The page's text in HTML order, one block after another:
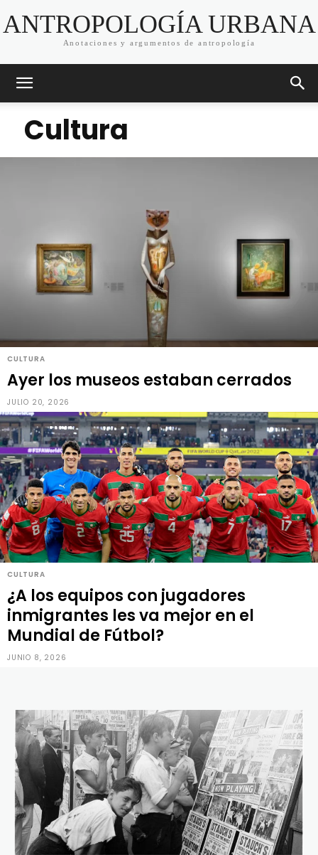
ANTROPOLOGÍA URBANA
Anotaciones y argumentos de antropología
Cultura
CULTURA
Ayer los museos estaban cerrados
JULIO 20, 2026
CULTURA
¿A los equipos con jugadores
inmigrantes les va mejor en el
Mundial de Fútbol?
JUNIO 8, 2026